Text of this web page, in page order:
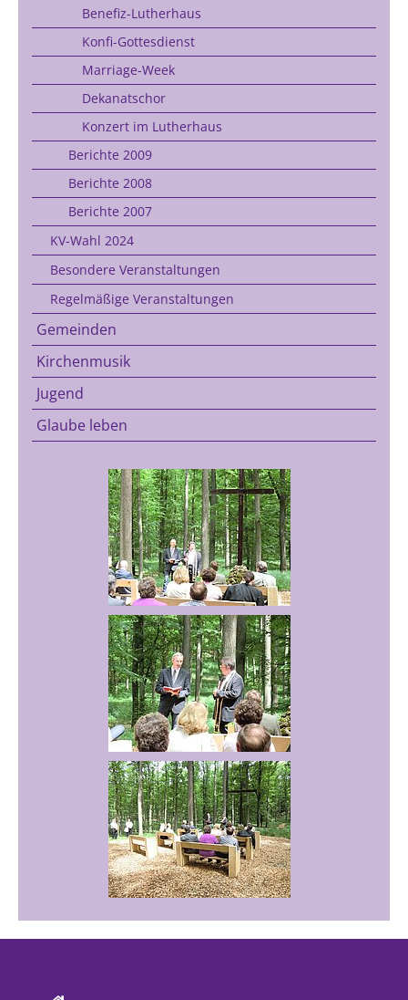
Benefiz-Lutherhaus
Konfi-Gottesdienst
Marriage-Week
Dekanatschor
Konzert im Lutherhaus
Berichte 2009
Berichte 2008
Berichte 2007
KV-Wahl 2024
Besondere Veranstaltungen
Regelmäßige Veranstaltungen
Gemeinden
Kirchenmusik
Jugend
Glaube leben